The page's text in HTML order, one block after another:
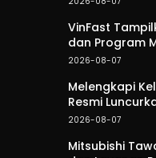
VinFast
dan Program
2026-08-07
Melengkapi
Resmi
2026-08-07
Mitsubishi